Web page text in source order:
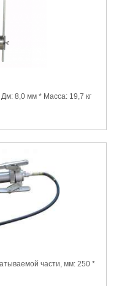
Дм: 8,0 мм * Масса: 19,7 кг
части, мм: 250 *